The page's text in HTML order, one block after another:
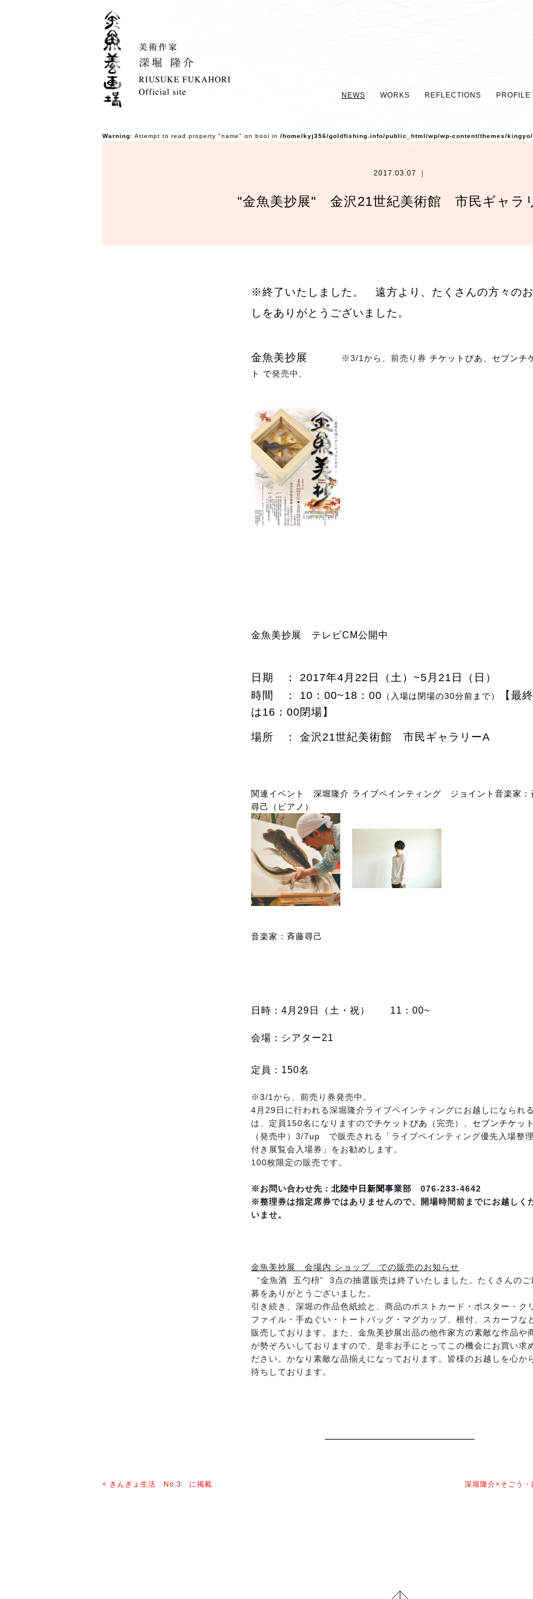
NEWS WORKS REFLECTIONS PROFILE
Warning: Attempt to read property "name" on bool in /home/kyj356/goldfishing.info/public_html/wp/wp-content/themes/
2017.03.07 ｜
"金魚美抄展" 金沢21世紀美術館 市民ギャラ
※終了いたしました。 遠方より、たくさんの方々の
しをありがとうございました。
金魚美抄展 ※3/1から、前売り券 チケットぴあ
セブンチ
ト
で発売中。
金魚美抄展 テレビCM公開中
日期 ： 2017年4月22日（土）~5月21日（日）
時間 ： 10：00~18：00 （入場は閉場の30分前まで）
【最
は16：00閉場】
場所 ： 金沢21世紀美術館 市民ギャラリーA
関連イベント 深堀隆介 ライブペインティング ジョイント音楽家：
尋己
（ピアノ）
音楽家： 斉藤尋己
日時：4月29日（土・祝） 11：00~
会場：シアター21
定員：150名
※3/1から、前売り券発売中。
4月29日に行われる深堀隆介ライブペインティングにお越しになられ
は、定員150名になりますのでチケットぴあ （完売）、 セブンチケット
（発売中）3/7up で販売される「ライブペインティング優先入場整
付き展覧会入場券」をお勧めします。
100枚限定の販売です。
※お問い合わせ先： 北陸中日新聞事業部 076-233-4642
※整理券は指定席券ではありませんので、開場時間前までにお越しく
いませ。
金魚美抄展 会場内 ショップ での販売のお知らせ
“金魚酒 五勺枡” 3点の抽選販売は終了いたしました。たくさんのご
募をありがとうございました。
引き続き、深堀の作品色紙絵と、商品のポストカード・ポスター・ク
ファイル・手ぬぐい・トートバッグ・マグカップ、根付、スカーフな
販売しております。また、金魚美抄展出品の他作家方の素敵な作品や
が勢ぞろいしておりますので、是非お手にとってこの機会にお買い求
ださい。かなり素敵な品揃えになっております。皆様のお越しを心か
待ちしております。
< きんぎょ生活 No.3 に掲載
深堀隆介×そごう